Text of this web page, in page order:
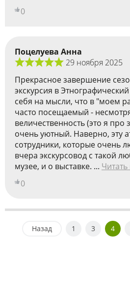
0
Поцелуева Анна
29 ноября 2025
Прекрасное завершение
экскурсия в
себя на мысли, что в "моем
часто посещаемый -
величественность (это я про
очень уютный. Наверно, эту
сотрудники, которые очень
вчера экскурсовод с такой
музее, и о выставке. ...
0
Назад 1 3 4